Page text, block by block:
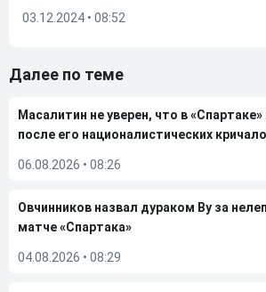
03.12.2024 • 08:52
Далее по теме
Масалитин не уверен, что в
после его националистических
06.08.2026 • 08:26
Овчинников назвал дураком Ву за
матче «Спартака»
04.08.2026 • 08:29